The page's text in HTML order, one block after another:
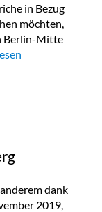
in Bezug
möchten,
Berlin-Mitte
Pop Up-Shop
dank
2019,